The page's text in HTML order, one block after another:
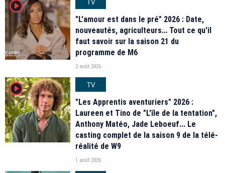
player2
"L'amour est dans le pré" 2026 : Date,
nouveautés, agriculteurs… Tout ce qu'il
faut savoir sur la saison 21 du
programme de M6
2 août 2026
player2
TV
"Les Apprentis aventuriers" 2026 :
Laureen et Tino de "L'île de la tentation",
Anthony Matéo, Jade Leboeuf... Le
casting complet de la saison 9 de la télé-
réalité de W9
1 août 2026